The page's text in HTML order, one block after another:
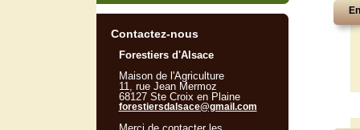
Contactez-nous
Forestiers d'Alsace
Maison de l'Agriculture
11, rue Jean Mermoz
68127 Ste Croix en Plaine
forestiersdalsace@gmail.com